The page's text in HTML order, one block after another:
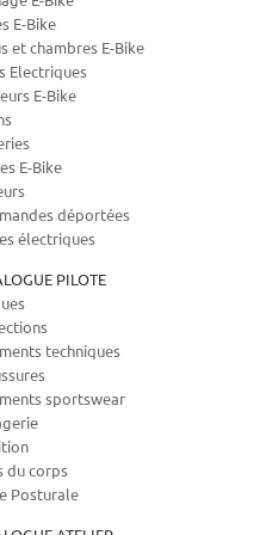
E-Bike
et chambres E-Bike
Electriques
E-Bike
E-Bike
déportées
électriques
PILOTE
techniques
sportswear
du corps
Posturale